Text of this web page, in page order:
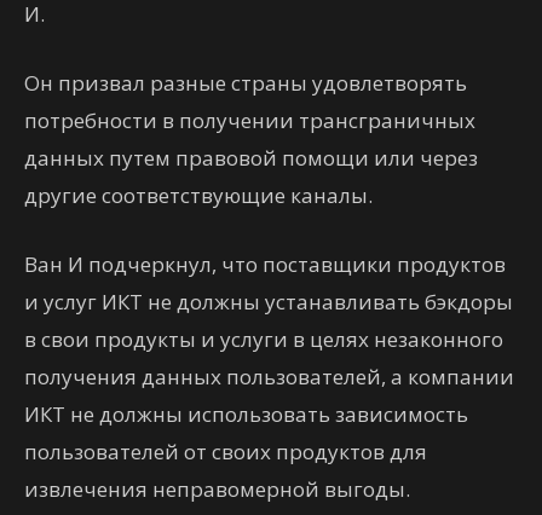
И.
Он призвал разные страны удовлетворять
потребности в получении трансграничных
данных путем правовой помощи или через
другие соответствующие каналы.
Ван И подчеркнул, что поставщики продуктов
и услуг ИКТ не должны устанавливать бэкдоры
в свои продукты и услуги в целях незаконного
получения данных пользователей, а компании
ИКТ не должны использовать зависимость
пользователей от своих продуктов для
извлечения неправомерной выгоды.